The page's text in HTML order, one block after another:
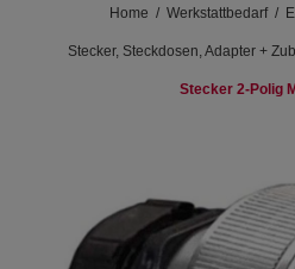
Home / Werkstattbedarf /
Stecker, Steckdosen, Adapter +
Stecker 2-Polig